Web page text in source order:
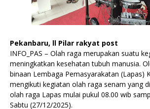
Pekanbaru, ll Pilar rakyat post
INFO_PAS – Olah raga merupakan suatu
meningkatkan kesehatan tubuh manusia.
binaan Lembaga Pemasyarakatan (Lapas)
mengikuti kegiatan olah raga senam yang
olah raga Lapas mulai pukul 08.00 wib
Sabtu (27/12/2025).